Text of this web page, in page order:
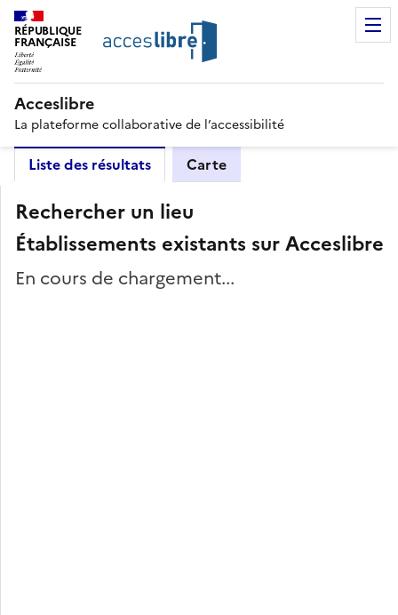
RÉPUBLIQUE
FRANÇAISE
Acceslibre
La plateforme collaborative de l’accessibilité
Liste des résultats Carte
Rechercher un lieu
Établissements existants sur Acceslibre
En cours de chargement...